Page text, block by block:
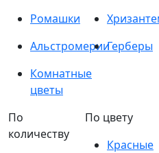
Ромашки
АльстромерииГерберы
Комнатные
цветы
По
количеству
По цвету
Красные